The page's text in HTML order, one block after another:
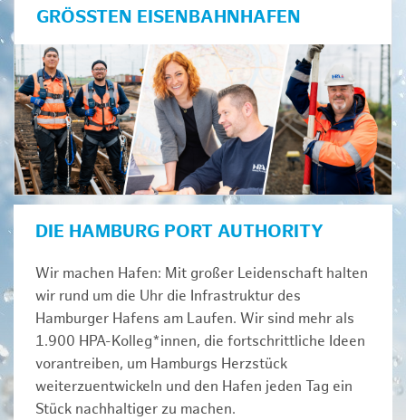
GRÖSSTEN EISENBAHNHAFEN
DIE HAMBURG PORT AUTHORITY
Wir machen Hafen: Mit großer Leidenschaft halten
wir rund um die Uhr die Infrastruktur des
Hamburger Hafens am Laufen. Wir sind mehr als
1.900 HPA-Kolleg*innen, die fortschrittliche Ideen
vorantreiben, um Hamburgs Herzstück
weiterzuentwickeln und den Hafen jeden Tag ein
Stück nachhaltiger zu machen.